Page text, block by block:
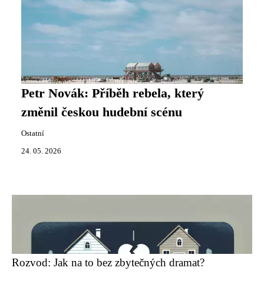
Petr Novák: Příběh rebela, který
změnil českou hudební scénu
Ostatní
24. 05. 2026
Rozvod: Jak na to bez zbytečných dramat?